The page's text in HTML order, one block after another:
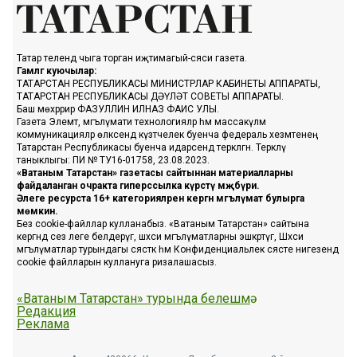
Татар телендә чыга торган иҗтимагый-сәяси газета.
Гамәлгә куючылар:
ТАТАРСТАН РЕСПУБЛИКАСЫ МИНИСТРЛАР КАБИНЕТЫ АППАРАТЫ,
ТАТАРСТАН РЕСПУБЛИКАСЫ ДӘҮЛӘТ СОВЕТЫ АППАРАТЫ.
Баш мөхәррир ФАЗУЛЛИН ИЛНАЗ ФАИС УЛЫ.
Газета Элемтә, мәгълүмати технологияләр һәм массакүләм
коммуникацияләр өлкәсендә күзәтчелек буенча федераль хезмәтенең
Татарстан Республикасы буенча идарәсендә теркәлгән. Теркәлү
таныклыгы: ПИ № ТУ16-01758, 23.08.2023.
«Ватаным Татарстан» газетасы сайтыннан материалларны
файдаланган очракта гиперссылка күрсәтү мәҗбүри.
Әлеге ресурста 16+ категорияләренә кергән мәгълүмат булырга
мөмкин.
Без cookie-файллар кулланабыз. «Ватаным Татарстан» сайтына
кергәндә сез әлеге белдерүгә, шәхси мәгълүматларны эшкәртүгә, Шәхси
мәгълүматлар турындагы сәясәткә һәм Конфиденциальлек сәясәте нигезендә
cookie файлларын куллануга ризалашасыз.
«Ватаным Татарстан» турында белешмә
Редакция
Реклама